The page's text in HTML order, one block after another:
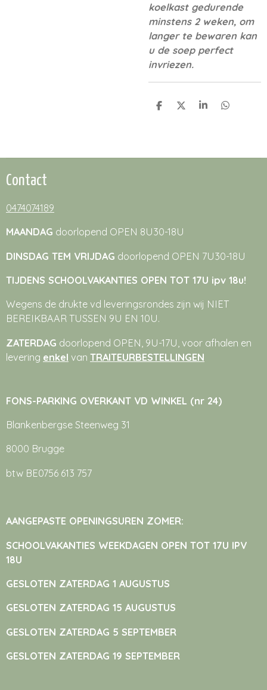
koelkast gedurende
minstens 2 weken, om
langer te bewaren kan
u de soep perfect
invriezen.
D
D
S
D
Contact
0474074189
MAANDAG doorlopend OPEN 8U30-18U
DINSDAG TEM VRIJDAG doorlopend OPEN 7U30-18U
TIJDENS SCHOOLVAKANTIES OPEN TOT 17U ipv 18u!
Wegens de drukte vd leveringsrondes zijn wij NIET
BEREIKBAAR TUSSEN 9U EN 10U.
ZATERDAG doorlopend OPEN, 9U-17U, voor afhalen en
levering enkel van TRAITEURBESTELLINGEN
FONS-PARKING OVERKANT VD WINKEL (nr 24)
Blankenbergse Steenweg 31
8000 Brugge
btw BE0756 613 757
AANGEPASTE OPENINGSUREN ZOMER:
SCHOOLVAKANTIES WEEKDAGEN OPEN TOT 17U IPV
18U
GESLOTEN ZATERDAG 1 AUGUSTUS
GESLOTEN ZATERDAG 15 AUGUSTUS
GESLOTEN ZATERDAG 5 SEPTEMBER
GESLOTEN ZATERDAG 19 SEPTEMBER